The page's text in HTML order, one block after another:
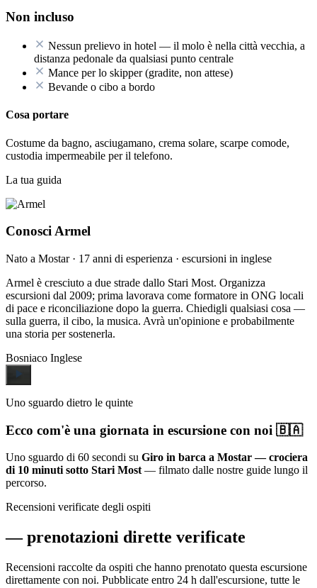
Non incluso
Nessun prelievo in hotel — il molo è nella città vecchia, a
distanza pedonale da qualsiasi punto centrale
Mance per lo skipper (gradite, non attese)
Bevande o cibo a bordo
Cosa portare
Costume da bagno, asciugamano, crema solare, scarpe comode,
custodia impermeabile per il telefono.
La tua guida
Conosci Armel
Nato a Mostar · 17 anni di esperienza · escursioni in inglese
Armel è cresciuto a due strade dallo Stari Most. Organizza
escursioni dal 2009; prima lavorava come formatore in ONG locali
di pace e riconciliazione dopo la guerra. Chiedigli qualsiasi cosa —
sulla guerra, il cibo, la musica. Avrà un'opinione e probabilmente
una storia per sostenerla.
Bosniaco Inglese
Uno sguardo dietro le quinte
Ecco com'è una giornata in escursione con noi 🇧🇦
Uno sguardo di 60 secondi su Giro in barca a Mostar — crociera
di 10 minuti sotto Stari Most— filmato dalle nostre guide lungo il
percorso.
Recensioni verificate degli ospiti
—prenotazioni dirette verificate
Recensioni raccolte da ospiti che hanno prenotato questa escursione
direttamente con noi. Pubblicate entro 24 h dall'escursione, tutte le